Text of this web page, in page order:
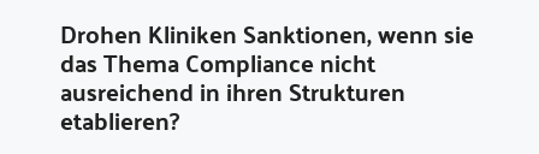
Drohen Kliniken Sanktionen, wenn sie
das Thema Compliance nicht
ausreichend in ihren Strukturen
etablieren?